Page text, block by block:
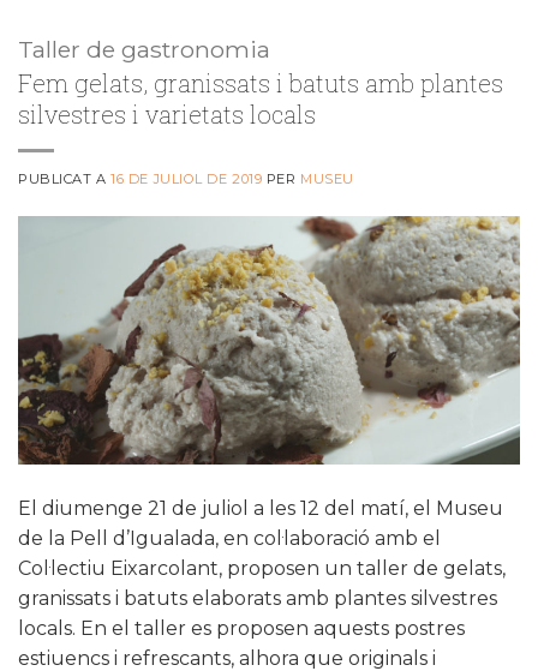
Taller de gastronomia
Fem gelats, granissats i batuts amb plantes
silvestres i varietats locals
PUBLICAT A16 DE JULIOL DE 2019 PER MUSEU
El diumenge 21 de juliol a les 12 del matí, el Museu
de la Pell d’Igualada, en col·laboració amb el
Col·lectiu Eixarcolant, proposen un taller de gelats,
granissats i batuts elaborats amb plantes silvestres
locals. En el taller es proposen aquests postres
estiuencs i refrescants, alhora que originals i